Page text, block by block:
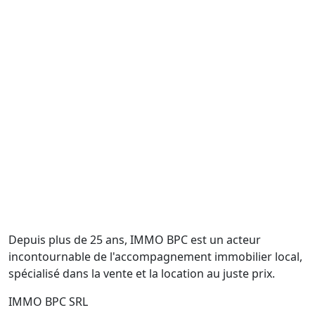
Depuis plus de 25 ans, IMMO BPC est un acteur
incontournable de l'accompagnement immobilier local,
spécialisé dans la vente et la location au juste prix.
IMMO BPC SRL